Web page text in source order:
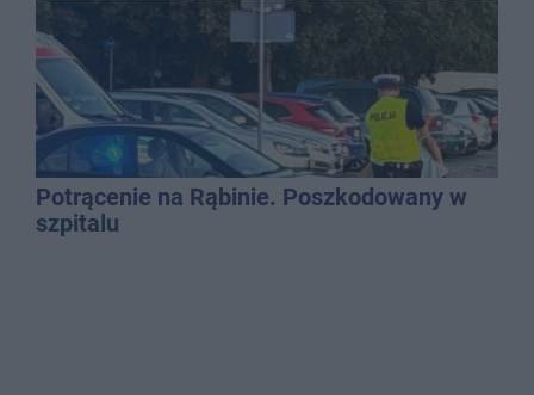
Potrącenie na Rąbinie. Poszkodowany w
szpitalu